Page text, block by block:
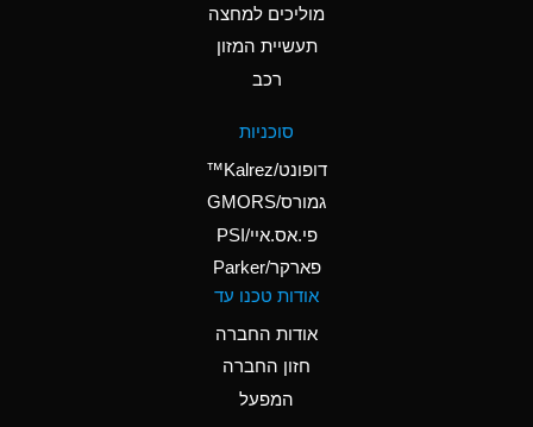
Ammonium Nitrite
Ammonium Persulfate
Ammonium Phosphate
A
Ammonium Sulfate
A
Amyl Acetate (Banana
מוליכים למחצה
תעשיית המזון
רכב
סוכניות
דופונט/Kalrez™
גמורס/GMORS
פי.אס.איי/PSI
פארקר/Parker
אודות טכנו עד
אודות החברה
חזון החברה
המפעל